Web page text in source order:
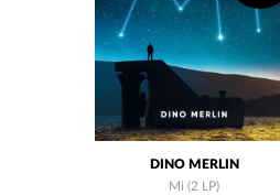
DINO MERLIN
Mi (2 LP)